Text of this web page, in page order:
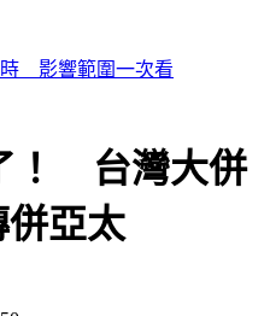
複製「鄭朝方模式」佈局
！ 台灣大併
併亞太